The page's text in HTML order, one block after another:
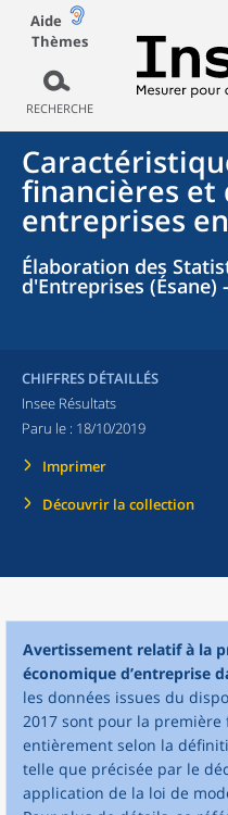
Aide
Thèmes
RECHERCHE
financières et
entreprises
Élaboration des
d'Entreprises (Ésane)
CHIFFRES DÉTAILLÉS
Insee Résultats
Paru le : 18/10/2019
Imprimer
Découvrir la collection
Avertissement relatif à la
économique d’entreprise
les données issues du
2017 sont pour la
entièrement selon la
telle que précisée par le
application de la loi de